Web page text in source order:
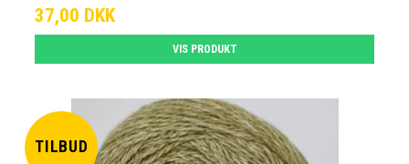
37,00 DKK
VIS PRODUKT
TILBUD